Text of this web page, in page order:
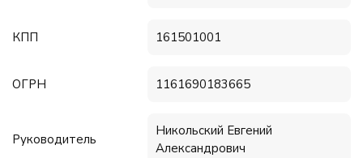
КПП 161501001
ОГРН 1161690183665
Руководитель
Никольский Евгений
Александрович